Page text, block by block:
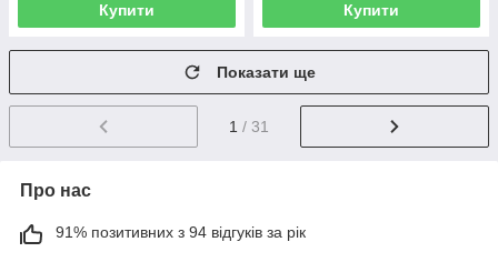
Купити Купити
Показати ще
1 / 31
Про нас
91% позитивних з 94 відгуків за рік